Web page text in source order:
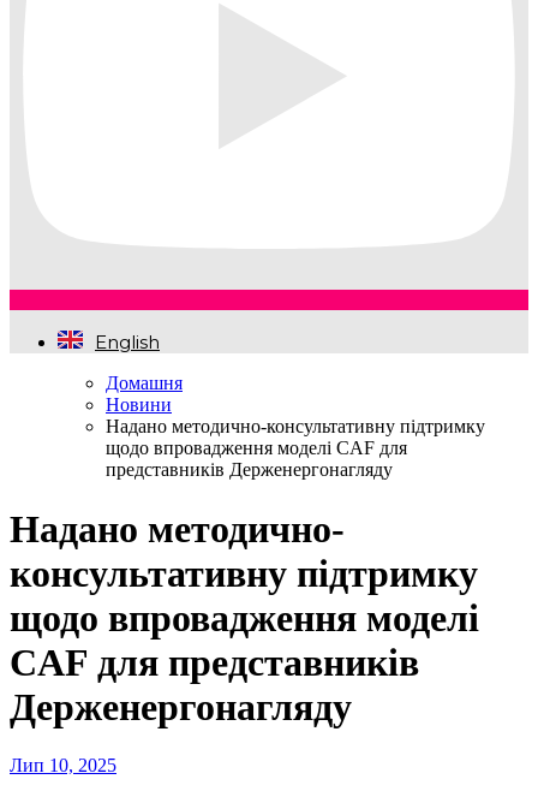
English
Домашня
Новини
Надано методично-консультативну підтримку
щодо впровадження моделі CAF для
представників Держенергонагляду
Надано методично-
консультативну підтримку
щодо впровадження моделі
CAF для представників
Держенергонагляду
Лип 10, 2025